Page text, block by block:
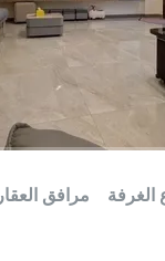
مرافق العقار الغرفة